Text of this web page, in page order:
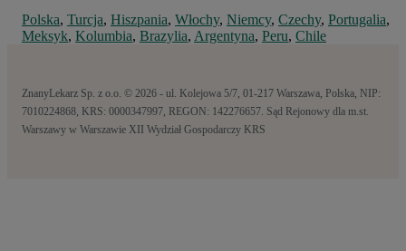
Polska, Turcja, Hiszpania, Włochy, Niemcy, Czechy, Portugalia,
Meksyk, Kolumbia, Brazylia, Argentyna, Peru, Chile
ZnanyLekarz Sp. z o.o. © 2026 - ul. Kolejowa 5/7, 01-217 Warszawa, Polska, NIP:
7010224868, KRS: 0000347997, REGON: 142276657. Sąd Rejonowy dla m.st.
Warszawy w Warszawie XII Wydział Gospodarczy KRS